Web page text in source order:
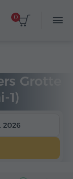
0
Grotte
1)
2026